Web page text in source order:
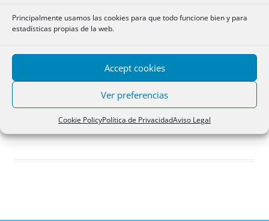
Principalmente usamos las cookies para que todo funcione bien y para
estadísticas propias de la web.
Accept cookies
Ver preferencias
Cookie PolicyPolítica de PrivacidadAviso Legal
Acceder
Registro
¿Has olvidado tu contraseña?